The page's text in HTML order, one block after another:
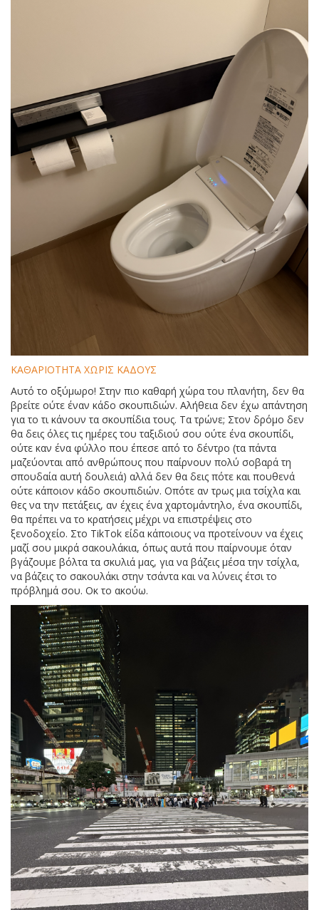
ΚΑΘΑΡΙΟΤΗΤΑ ΧΩΡΙΣ ΚΑΔΟΥΣ
Αυτό το οξύμωρο! Στην πιο καθαρή χώρα του πλανήτη, δεν θα
βρείτε ούτε έναν κάδο σκουπιδιών. Αλήθεια δεν έχω απάντηση
για το τι κάνουν τα σκουπίδια τους. Τα τρώνε; Στον δρόμο δεν
θα δεις όλες τις ημέρες του ταξιδιού σου ούτε ένα σκουπίδι,
ούτε καν ένα φύλλο που έπεσε από το δέντρο (τα πάντα
μαζεύονται από ανθρώπους που παίρνουν πολύ σοβαρά τη
σπουδαία αυτή δουλειά) αλλά δεν θα δεις πότε και πουθενά
ούτε κάποιον κάδο σκουπιδιών. Οπότε αν τρως μια τσίχλα και
θες να την πετάξεις, αν έχεις ένα χαρτομάντηλο, ένα σκουπίδι,
θα πρέπει να το κρατήσεις μέχρι να επιστρέψεις στο
ξενοδοχείο. Στο TikTok είδα κάποιους να προτείνουν να έχεις
μαζί σου μικρά σακουλάκια, όπως αυτά που παίρνουμε όταν
βγάζουμε βόλτα τα σκυλιά μας, για να βάζεις μέσα την τσίχλα,
να βάζεις το σακουλάκι στην τσάντα και να λύνεις έτσι το
πρόβλημά σου. Οκ το ακούω.